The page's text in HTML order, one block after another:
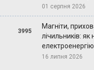
01 серпня 2026
3995
Магніти,
лічильників: як
електроенергію
16 липня 2026